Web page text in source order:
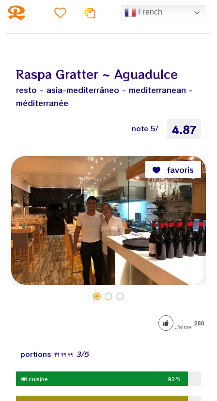
French
Raspa Gratter ~ Aguadulce
resto - asia-mediterráneo - mediterranean -
méditerranée
note 5/ 4.87
favoris
J'aime 280
portions 🍴 🍴 🍴 3/5
🍽️ cuisine 93%